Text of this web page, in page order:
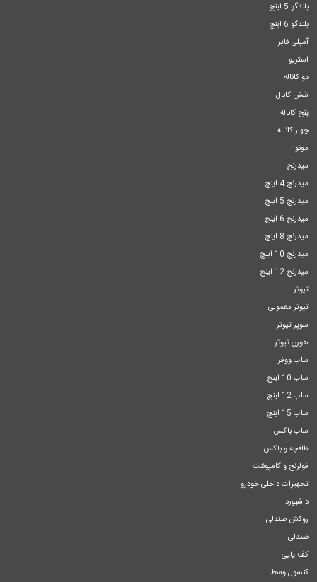
بلندگو 5 اینچ
بلندگو 6 اینچ
آمپلی فایر
استریو
دو کاناله
شش کانال
پنج کاناله
چهار کاناله
مونو
میدرنج
میدرنج 4 اینچ
میدرنج 5 اینچ
میدرنج 6 اینچ
میدرنج 8 اینچ
میدرنج 10 اینچ
میدرنج 12 اینچ
تیوتر
تیوتر معمولی
سوپر تیوتر
هورن تیوتر
ساب ووفر
ساب 10 اینچ
ساب 12 اینچ
ساب 15 اینچ
ساب باکس
طاقچه و باکس
فولرنج و کامپوننت
تجهیزات داخلی خودرو
داشبورد
روکش صندلی
صندلی
کف پایی
کنسول وسط